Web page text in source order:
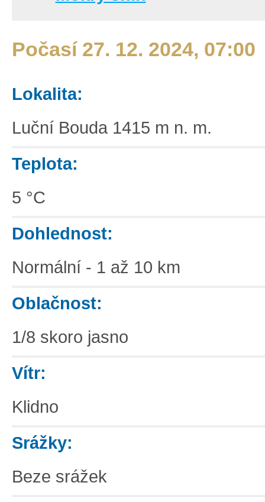
Počasí 27. 12. 2024, 07:00
Lokalita:
Luční Bouda 1415 m n. m.
Teplota:
5 °C
Dohlednost:
Normální - 1 až 10 km
Oblačnost:
1/8 skoro jasno
Vítr:
Klidno
Srážky:
Beze srážek